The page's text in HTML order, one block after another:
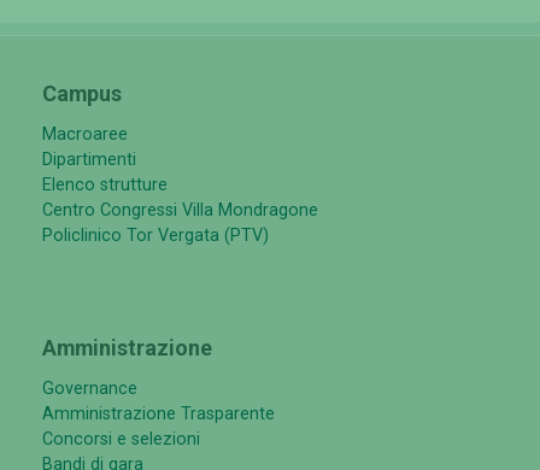
Campus
Macroaree
Dipartimenti
Elenco strutture
Centro Congressi Villa Mondragone
Policlinico Tor Vergata (PTV)
Amministrazione
Governance
Amministrazione Trasparente
Concorsi e selezioni
Bandi di gara